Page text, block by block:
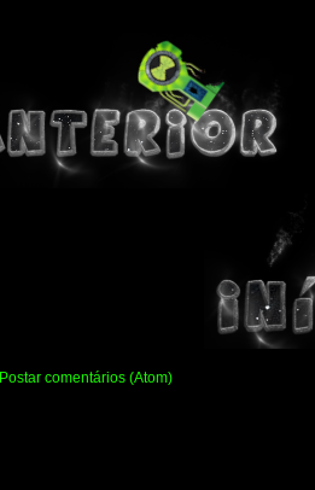
Postar comentários (Atom)